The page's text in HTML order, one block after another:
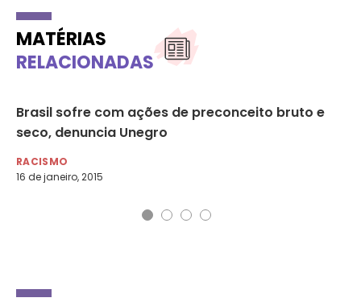
MATÉRIAS
RELACIONADAS
Brasil sofre com ações de preconceito bruto e
seco, denuncia Unegro
RACISMO
16 de janeiro, 2015